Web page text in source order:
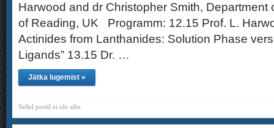
Harwood and dr Christopher Smith, Department
of Reading, UK Programm: 12.15 Prof. L.
Actinides from Lanthanides: Solution Phase
Ligands” 13.15 Dr. …
Jätka lugemist »
Sellel postil ei ole silte